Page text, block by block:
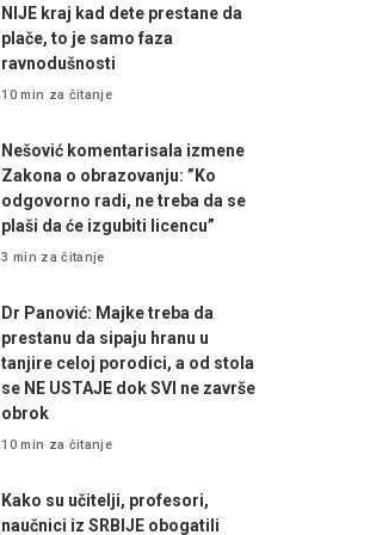
NIJE kraj kad dete prestane da
plače, to je samo faza
ravnodušnosti
10 min za čitanje
Nešović komentarisala izmene
Zakona o obrazovanju: ”Ko
odgovorno radi, ne treba da se
plaši da će izgubiti licencu”
3 min za čitanje
Dr Panović: Majke treba da
prestanu da sipaju hranu u
tanjire celoj porodici, a od stola
se NE USTAJE dok SVI ne završe
obrok
10 min za čitanje
Kako su učitelji, profesori,
naučnici iz SRBIJE obogatili